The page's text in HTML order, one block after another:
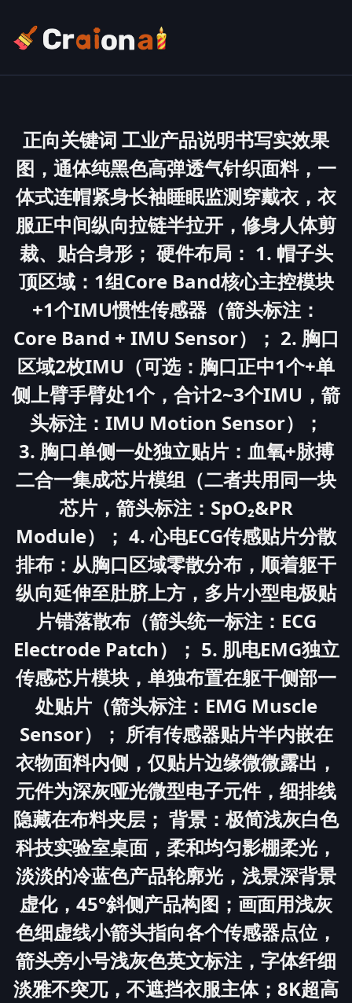
正向关键词 工业产品说明书写实效果
图，通体纯黑色高弹透气针织面料，一
体式连帽紧身长袖睡眠监测穿戴衣，衣
服正中间纵向拉链半拉开，修身人体剪
裁、贴合身形； 硬件布局： 1. 帽子头
顶区域：1组Core Band核心主控模块
+1个IMU惯性传感器（箭头标注：
Core Band + IMU Sensor）； 2. 胸口
区域2枚IMU（可选：胸口正中1个+单
侧上臂手臂处1个，合计2~3个IMU，箭
头标注：IMU Motion Sensor）；
3. 胸口单侧一处独立贴片：血氧+脉搏
二合一集成芯片模组（二者共用同一块
芯片，箭头标注：SpO₂&PR
Module）； 4. 心电ECG传感贴片分散
排布：从胸口区域零散分布，顺着躯干
纵向延伸至肚脐上方，多片小型电极贴
片错落散布（箭头统一标注：ECG
Electrode Patch）； 5. 肌电EMG独立
传感芯片模块，单独布置在躯干侧部一
处贴片（箭头标注：EMG Muscle
Sensor）； 所有传感器贴片半内嵌在
衣物面料内侧，仅贴片边缘微微露出，
元件为深灰哑光微型电子元件，细排线
隐藏在布料夹层； 背景：极简浅灰白色
科技实验室桌面，柔和均匀影棚柔光，
淡淡的冷蓝色产品轮廓光，浅景深背景
虚化，45°斜侧产品构图；画面用浅灰
色细虚线小箭头指向各个传感器点位，
箭头旁小号浅灰色英文标注，字体纤细
淡雅不突兀，不遮挡衣服主体；8K超高